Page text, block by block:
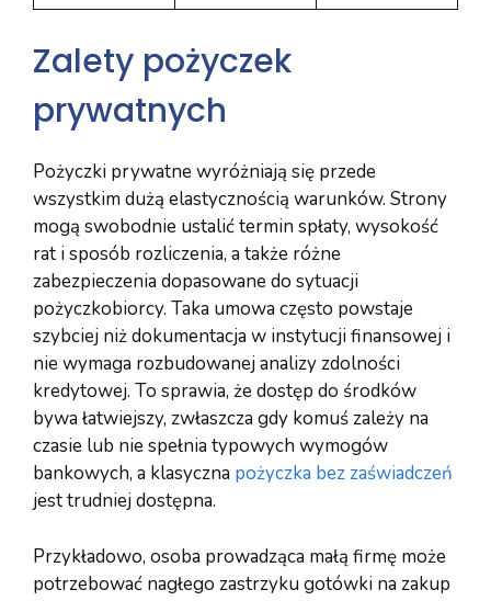
Zalety pożyczek
prywatnych
Pożyczki prywatne wyróżniają się przede
wszystkim dużą elastycznością warunków. Strony
mogą swobodnie ustalić termin spłaty, wysokość
rat i sposób rozliczenia, a także różne
zabezpieczenia dopasowane do sytuacji
pożyczkobiorcy. Taka umowa często powstaje
szybciej niż dokumentacja w instytucji finansowej i
nie wymaga rozbudowanej analizy zdolności
kredytowej. To sprawia, że dostęp do środków
bywa łatwiejszy, zwłaszcza gdy komuś zależy na
czasie lub nie spełnia typowych wymogów
bankowych, a klasyczna pożyczka bez zaświadczeń
jest trudniej dostępna.
Przykładowo, osoba prowadząca małą firmę może
potrzebować nagłego zastrzyku gotówki na zakup